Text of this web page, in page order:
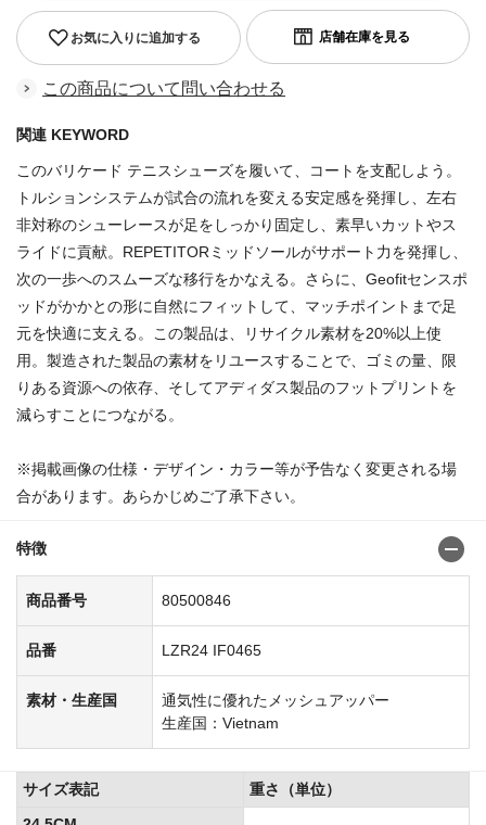
お気に入りに追加する
この商品について問い合わせる
関連 KEYWORD
このバリケード テニスシューズを履いて、コートを支配しよう。
トルションシステムが試合の流れを変える安定感を発揮し、左右
非対称のシューレースが足をしっかり固定し、素早いカットやス
ライドに貢献。REPETITORミッドソールがサポート力を発揮し、
次の一歩へのスムーズな移行をかなえる。さらに、Geofitセンスポ
ッドがかかとの形に自然にフィットして、マッチポイントまで足
元を快適に支える。この製品は、リサイクル素材を20%以上使
用。製造された製品の素材をリユースすることで、ゴミの量、限
りある資源への依存、そしてアディダス製品のフットプリントを
減らすことにつながる。
※掲載画像の仕様・デザイン・カラー等が予告なく変更される場
合があります。あらかじめご了承下さい。
特徴
商品番号 80500846
品番 LZR24 IF0465
素材・生産国
通気性に優れたメッシュアッパー
生産国：Vietnam
サイズ表記
重さ（単位）